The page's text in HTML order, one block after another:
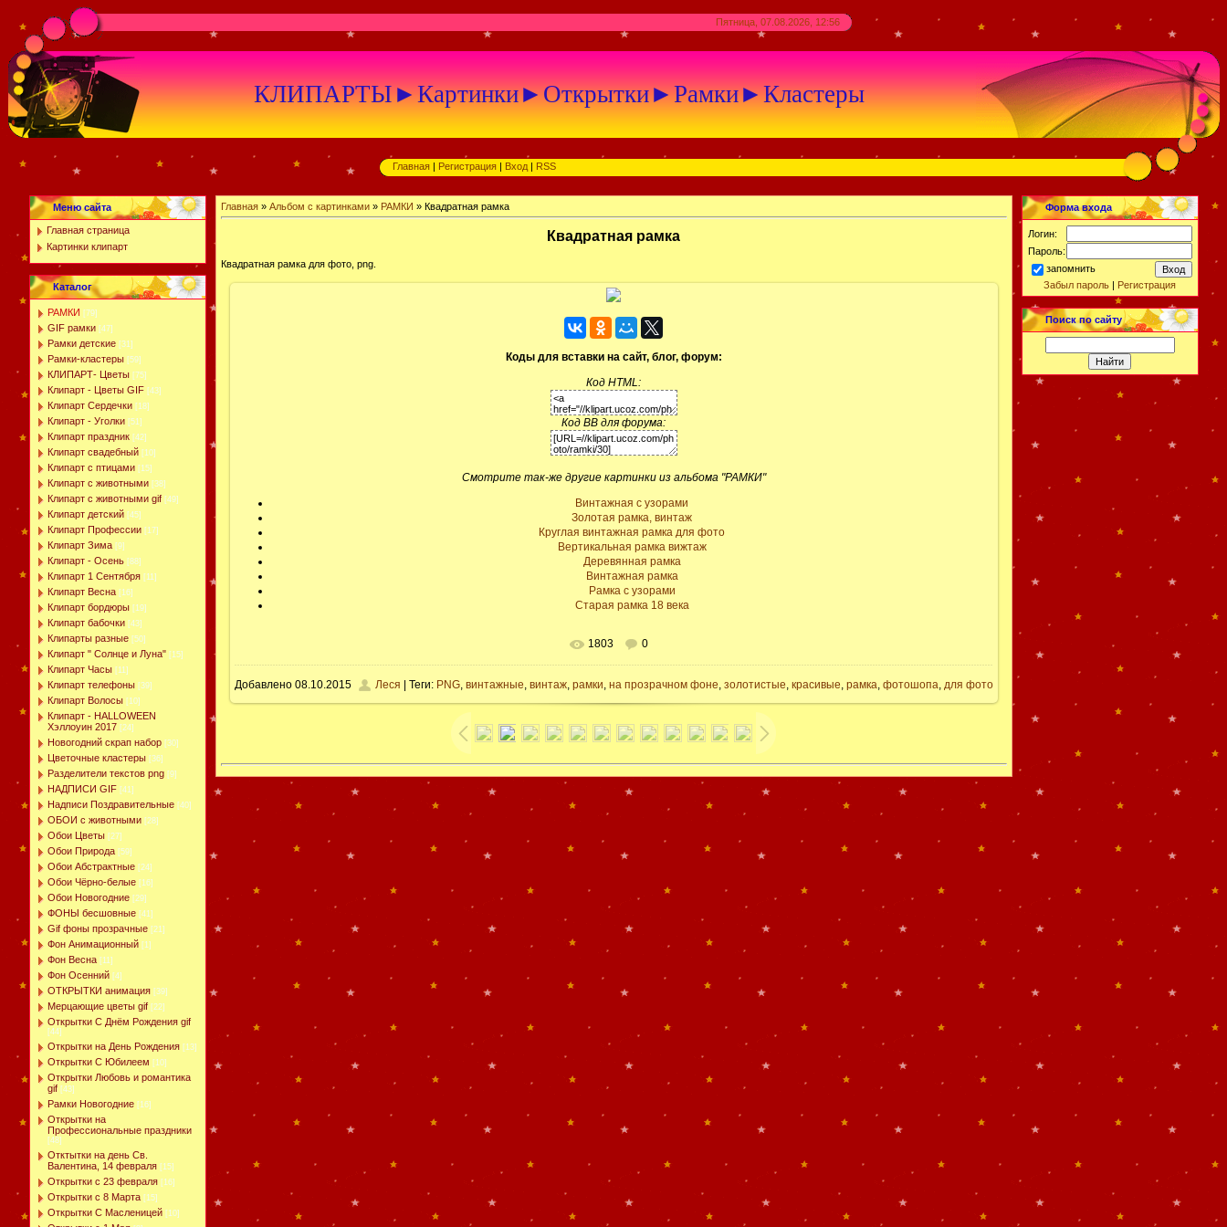
Пятница, 07.08.2026, 12:56
КЛИПАРТЫ►Картинки►Открытки►Рамки►Кластеры
Главная | Регистрация | Вход | RSS
Меню сайта
Главная страница
Картинки клипарт
Каталог
РАМКИ [79]
GIF рамки [47]
Рамки детские [31]
Рамки-кластеры [59]
КЛИПАРТ- Цветы [75]
Клипарт - Цветы GIF [43]
Клипарт Сердечки [18]
Клипарт - Уголки [51]
Клипарт праздник [42]
Клипарт свадебный [10]
Клипарт с птицами [15]
Клипарт с животными [38]
Клипарт с животными gif [49]
Клипарт детский [45]
Клипарт Профессии [17]
Клипарт Зима [9]
Клипарт - Осень [88]
Клипарт 1 Сентября [11]
Клипарт Весна [16]
Клипарт бордюры [19]
Клипарт бабочки [43]
Клипарты разные [50]
Клипарт " Солнце и Луна" [15]
Клипарт Часы [11]
Клипарт телефоны [39]
Клипарт Волосы [10]
Клипарт - HALLOWEEN
Хэллоуин 2017 [24]
Новогодний скрап набор [30]
Цветочные кластеры [36]
Разделители текстов png [9]
НАДПИСИ GIF [41]
Надписи Поздравительные [40]
ОБОИ с животными [28]
Обои Цветы [27]
Обои Природа [59]
Обои Абстрактные [24]
Обои Чёрно-белые [16]
Обои Новогодние [29]
ФОНЫ бесшовные [41]
Gif фоны прозрачные [21]
Фон Анимационный [1]
Фон Весна [11]
Фон Осенний [4]
ОТКРЫТКИ анимация [39]
Мерцающие цветы gif [22]
Открытки С Днём Рождения gif
[44]
Открытки на День Рождения [13]
Открытки С Юбилеем [10]
Открытки Любовь и романтика
gif [43]
Рамки Новогодние [16]
Открытки на
Профессиональные праздники
[48]
Отктытки на день Св.
Валентина, 14 февраля [15]
Открытки с 23 февраля [16]
Открытки с 8 Марта [15]
Открытки С Масленицей [10]
Главная» Альбом с картинками» РАМКИ » Квадратная рамка
Квадратная рамка
Квадратная рамка для фото, png.
Коды для вставки на сайт, блог, форум:
Код HTML:
Код BB для форума:
Смотрите так-же другие картинки из альбома "РАМКИ"
Винтажная с узорами
Золотая рамка, винтаж
Круглая винтажная рамка для фото
Вертикальная рамка вижтаж
Деревянная рамка
Винтажная рамка
Рамка с узорами
Старая рамка 18 века
1803 0
Добавлено08.10.2015 Леся | Теги: PNG, винтажные, винтаж, рамки, на прозрачном фоне, золотистые, красивые, рамка, фотошопа, для фото
Форма входа
Логин:
Пароль:
запомнить
Забыл пароль | Регистрация
Поиск по сайту